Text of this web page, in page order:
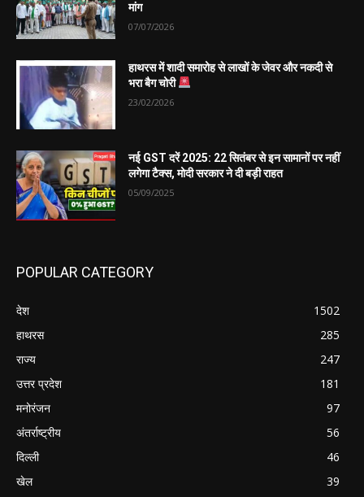
मांग
07/07/2026
हाथरस में शादी समारोह से लाखों के जेवर और नकदी से
भरा बैग चोरी
23/02/2026
नई GST दरें 2025: 22 सितंबर से इन सामानों पर नहीं
लगेगा टैक्स, मोदी सरकार ने दी बड़ी राहत
05/09/2025
POPULAR CATEGORY
देश
1502
हाथरस
285
राज्य
247
उत्तर प्रदेश
181
मनोरंजन
97
अंतर्राष्ट्रीय
56
दिल्ली
46
खेल
39